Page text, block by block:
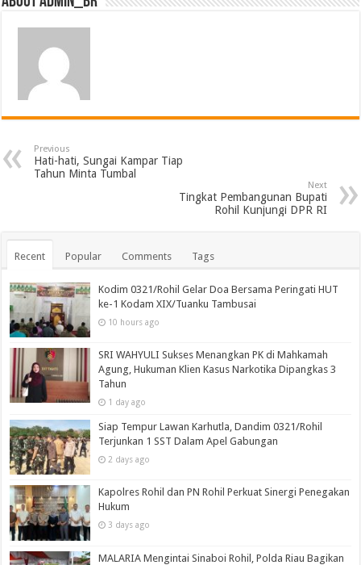
Previous
Hati-hati, Sungai Kampar Tiap
Tahun Minta Tumbal
Next
Tingkat Pembangunan Bupati
Rohil Kunjungi DPR RI
Recent Popular Comments Tags
Kodim 0321/Rohil Gelar Doa Bersama Peringati HUT
ke-1 Kodam XIX/Tuanku Tambusai
10 hours ago
SRI WAHYULI Sukses Menangkan PK di Mahkamah
Agung, Hukuman Klien Kasus Narkotika Dipangkas 3
Tahun
1 day ago
Siap Tempur Lawan Karhutla, Dandim 0321/Rohil
Terjunkan 1 SST Dalam Apel Gabungan
2 days ago
Kapolres Rohil dan PN Rohil Perkuat Sinergi Penegakan
Hukum
3 days ago
MALARIA Mengintai Sinaboi Rohil, Polda Riau Bagikan